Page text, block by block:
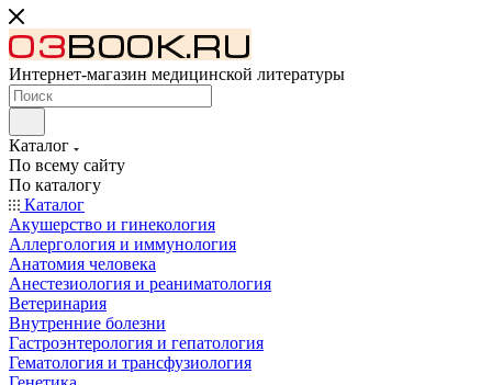
Интернет-магазин медицинской литературы
Каталог
По всему сайту
По каталогу
Каталог
Акушерство и гинекология
Аллергология и иммунология
Анатомия человека
Анестезиология и реаниматология
Ветеринария
Внутренние болезни
Гастроэнтерология и гепатология
Гематология и трансфузиология